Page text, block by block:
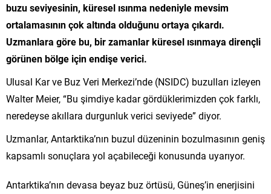
buzu seviyesinin, küresel ısınma nedeniyle mevsim
ortalamasının çok altında olduğunu ortaya çıkardı.
Uzmanlara göre bu, bir zamanlar küresel ısınmaya dirençli
görünen bölge için endişe verici.
Ulusal Kar ve Buz Veri Merkezi’nde (NSIDC) buzulları izleyen
Walter Meier, “Bu şimdiye kadar gördüklerimizden çok farklı,
neredeyse akıllara durgunluk verici seviyede” diyor.
Uzmanlar, Antarktika’nın buzul düzeninin bozulmasının geniş
kapsamlı sonuçlara yol açabileceği konusunda uyarıyor.
Antarktika’nın devasa beyaz buz örtüsü, Güneş’in enerjisini